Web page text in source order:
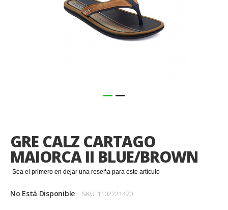
GRE CALZ CARTAGO
MAIORCA II BLUE/BROWN
Sea el primero en dejar una reseña para este artículo
No Está Disponible SKU 1102221470
de
la
galería
de